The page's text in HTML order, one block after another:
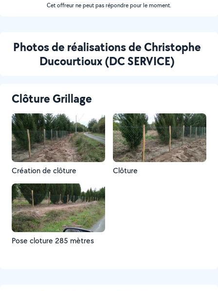
Cet offreur ne peut pas répondre pour le moment.
Photos de réalisations de Christophe
Ducourtioux (DC SERVICE)
Clôture Grillage
Création de clôture Clôture
Pose cloture 285 mètres